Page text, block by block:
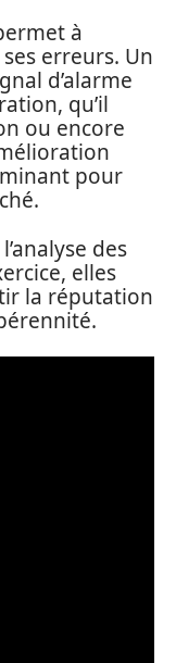
à
erreurs. Un
d’alarme
qu’il
ou encore
pour
des
elles
la réputation